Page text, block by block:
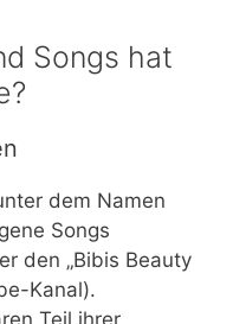
Songs hat
dem Namen
Songs
den „Bibis Beauty
Kanal).
Teil ihrer